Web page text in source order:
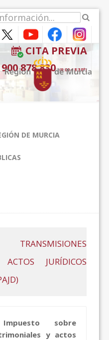
CITA PREVIA
900 878 830 (9:00-18:30*)
DE MURCIA
JURÍDICOS
sobre
y actos